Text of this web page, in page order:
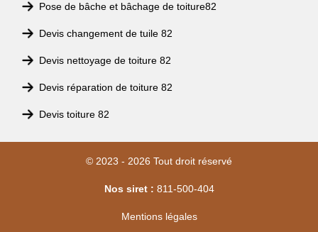
Pose de bâche et bâchage de toiture82
Devis changement de tuile 82
Devis nettoyage de toiture 82
Devis réparation de toiture 82
Devis toiture 82
© 2023 - 2026 Tout droit réservé
Nos siret : 811-500-404
Mentions légales